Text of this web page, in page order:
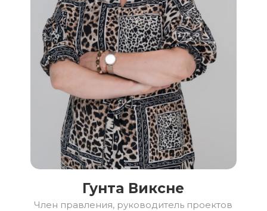
Гунта Виксне
Член правления, руководитель проектов